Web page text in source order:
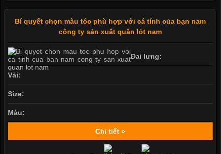
Bí quyết chọn màu tóc phù hợp với cá tính của bạn nam
công ty sản xuất quần lót nam
Đai lưng:
Vải:
Size:
Màu:
Chi tiết »